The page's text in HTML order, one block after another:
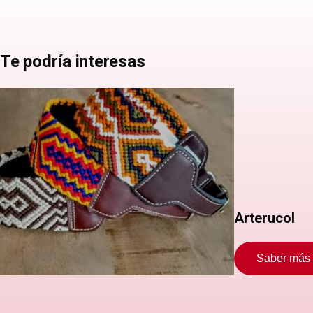
Te podría interesas
Arterucol
Saber más